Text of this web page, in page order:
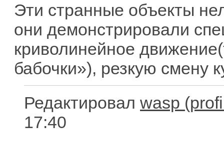
Эти странные объекты
они демонстрировали
криволинейное
бабочки»), резкую смену
Редактировал wasp
17:40